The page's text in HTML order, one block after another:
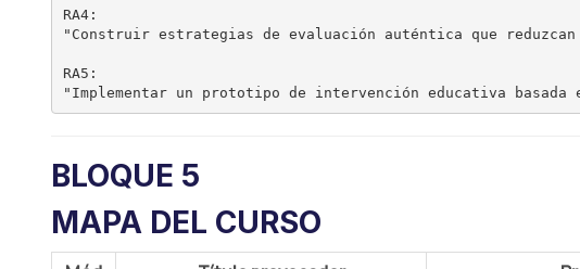
RA4:
"Construir estrategias de evaluación auténtica que
RA5:
BLOQUE 5
MAPA DEL CURSO